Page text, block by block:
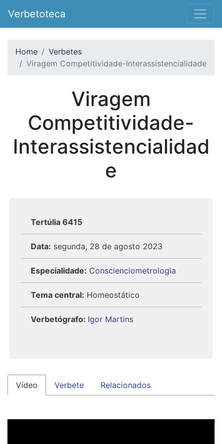
Verbetoteca
Home
Verbetes
Viragem Competitividade-Interassistencialidade
Viragem
Competitividade-
Interassistencialidad
e
Tertúlia 6415
Data: segunda, 28 de agosto 2023
Especialidade: Conscienciometrologia
Tema central: Homeostático
Verbetógrafo: Igor Martins
Vídeo Verbete Relacionados